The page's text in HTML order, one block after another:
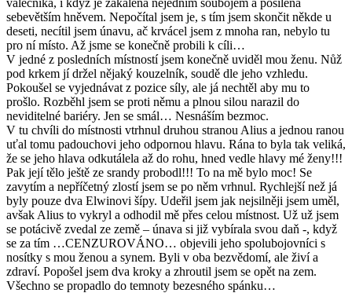
sebevětším hněvem. Nepočítal jsem je, s tím jsem skončit někde u
deseti, necítil jsem únavu, ač krvácel jsem z mnoha ran, nebylo tu
pro ní místo. Až jsme se konečně probili k cíli…
V jedné z posledních místností jsem konečně uviděl mou ženu. Nůž
pod krkem jí držel nějaký kouzelník, soudě dle jeho vzhledu.
Pokoušel se vyjednávat z pozice síly, ale já nechtěl aby mu to
prošlo. Rozběhl jsem se proti němu a plnou silou narazil do
neviditelné bariéry. Jen se smál… Nesnáším bezmoc.
V tu chvíli do místnosti vtrhnul druhou stranou Alius a jednou ranou
uťal tomu padouchovi jeho odpornou hlavu. Rána to byla tak veliká,
že se jeho hlava odkutálela až do rohu, hned vedle hlavy mé ženy!!!
Pak její tělo ještě ze srandy probodl!!! To na mě bylo moc! Se
zavytím a nepříčetný zlostí jsem se po něm vrhnul. Rychlejší než já
byly pouze dva Elwinovi šípy. Udeřil jsem jak nejsilněji jsem uměl,
avšak Alius to vykryl a odhodil mě přes celou místnost. Už už jsem
se potácivě zvedal ze země – únava si již vybírala svou daň -, když
se za tím …CENZUROVÁNO… objevili jeho spolubojovníci s
nosítky s mou ženou a synem. Byli v oba bezvědomí, ale živí a
zdraví. Popošel jsem dva kroky a zhroutil jsem se opět na zem.
Všechno se propadlo do temnoty bezesného spánku…